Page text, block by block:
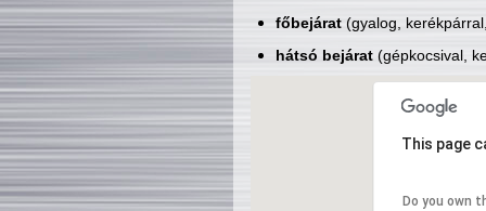
főbejárat(gyalog,
hátsó bejárat(gépkocsival,
This page
Do you own